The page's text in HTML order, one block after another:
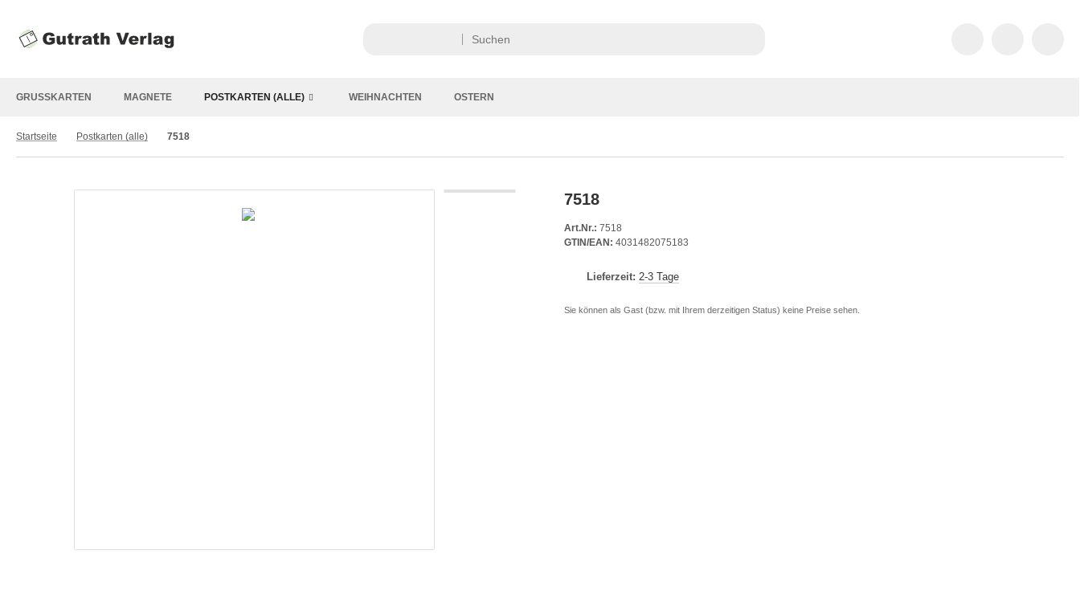
GRUSSKARTEN MAGNETE POSTKARTEN (ALLE) WEIHNACHTEN OSTERN
Startseite Postkarten (alle) 7518
7518
Art.Nr.: 7518
GTIN/EAN: 4031482075183
Lieferzeit: 2-3 Tage
Sie können als Gast (bzw. mit Ihrem derzeitigen Status) keine Preise sehen.